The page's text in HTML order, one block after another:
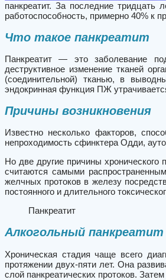
панкреатит. За последние тридцать
работоспособность, примерно 40% к
Что такое панкреатит
Панкреатит — это заболевание
деструктивное изменение тканей
(соединительной) тканью, в
эндокринная функция ПЖ
Причины возникновения
Известно несколько факторов,
непроходимость сфинктера Одди,
Но две другие причины хронического
считаются самыми
желчных протоков в железу
постоянного и длительного
Панкреатит
Алкогольный панкреатит
Хроническая стадия чаще всего
протяжении двух-пяти лет.Она
слой панкреатических протоков.